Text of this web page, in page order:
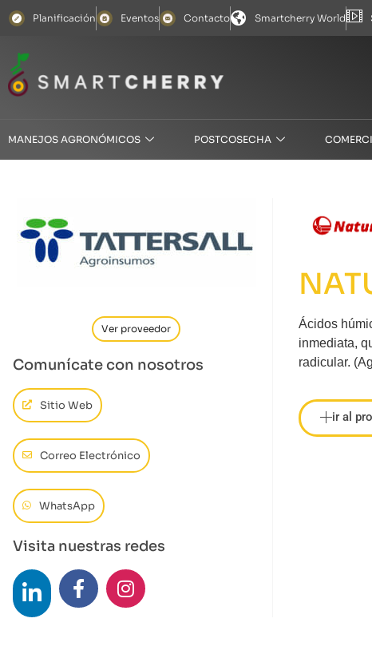
Planificación Eventos Contacto Smartcherry World
MANEJOS AGRONÓMICOS POSTCOSECHA
Ver proveedor
Comunícate con nosotros
Sitio Web
Correo Electrónico
WhatsApp
Visita nuestras redes
Ácidos
inmediata,
radicular.
ir al